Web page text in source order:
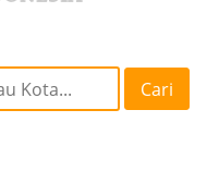
Cari